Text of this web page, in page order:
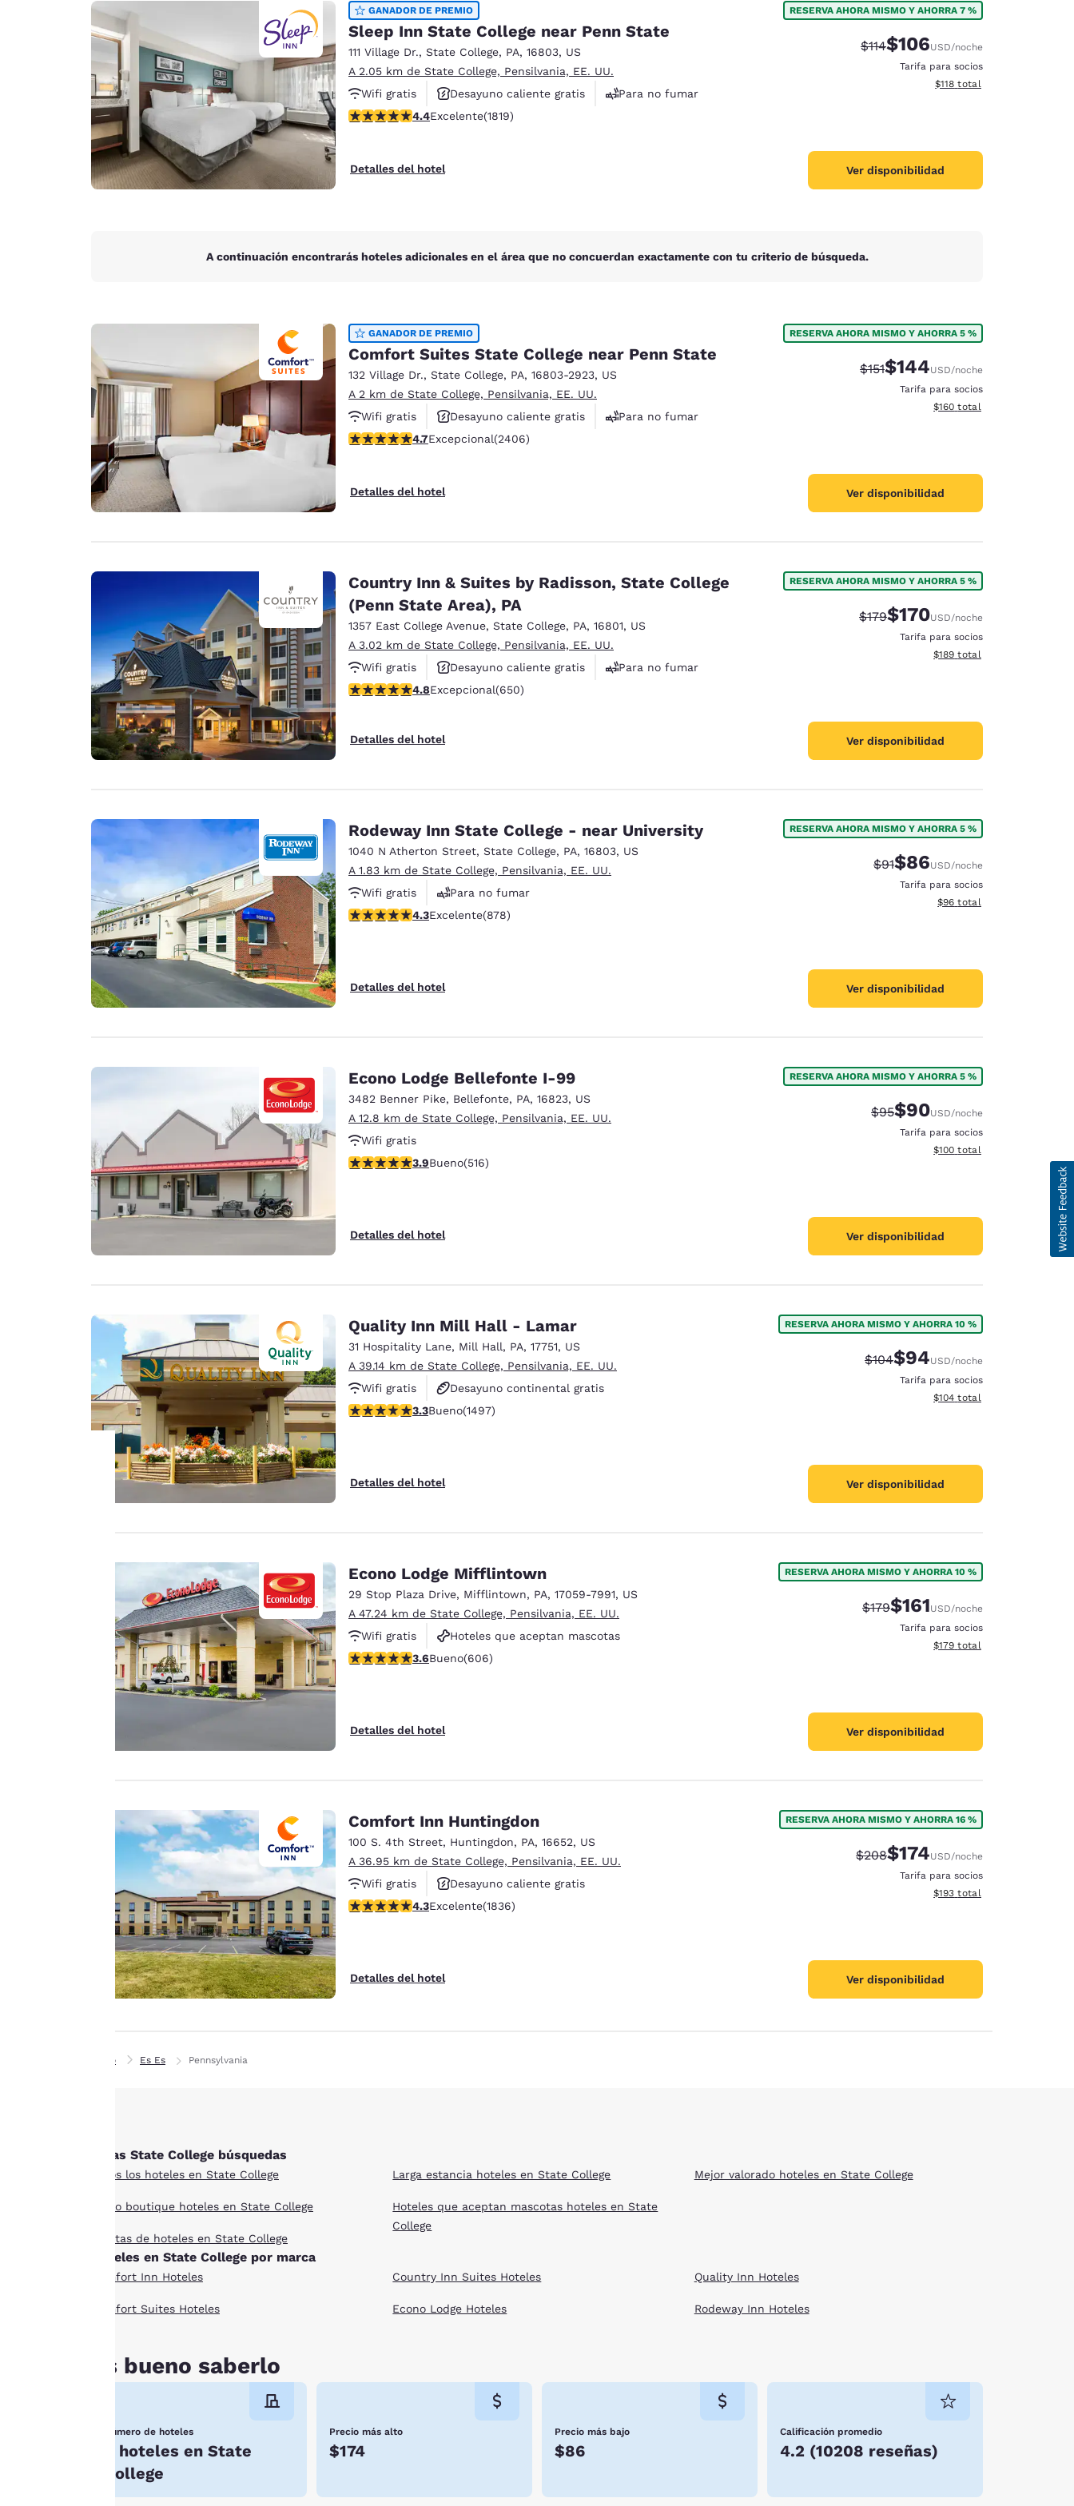
Français
Europa
Deutschland
Deutsch
Germany
English Español
Spain
English
GANADOR DE PREMIO
Sleep Inn State College near Penn State
111 Village Dr., State College, PA, 16803, US
A 2.05 km de State College, Pensilvania, EE. UU.
Wifi gratis
Desayuno caliente gratis
Para no fumar
Calificación de 4.39 estrellas. Excelente. 1819 reseñas
4.4Excelente(1819)
Detalles del hotel
RESERVA AHORA MISMO Y AHORRA 7 %
Tarifa tachada:
$114Tarifa reducida:
$106USD/noche
Tarifa para socios
Ver detalles totales
$118 total
Ver disponibilidad
A continuación encontrarás hoteles adicionales en el área que no concuerdan exactamente con tu criterio de búsqueda.
GANADOR DE PREMIO
Comfort Suites State College near Penn State
132 Village Dr., State College, PA, 16803-2923, US
A 2 km de State College, Pensilvania, EE. UU.
Wifi gratis
Desayuno caliente gratis
Para no fumar
Calificación de 4.67 estrellas. Excepcional. 2406 reseñas
4.7Excepcional(2406)
Detalles del hotel
RESERVA AHORA MISMO Y AHORRA 5 %
Tarifa tachada:
$151Tarifa reducida:
$144USD/noche
Tarifa para socios
Ver detalles totales
$160 total
Ver disponibilidad
Country Inn & Suites by Radisson, State College
(Penn State Area), PA
1357 East College Avenue, State College, PA, 16801, US
A 3.02 km de State College, Pensilvania, EE. UU.
Wifi gratis
Desayuno caliente gratis
Para no fumar
Calificación de 4.76 estrellas. Excepcional. 650 reseñas
4.8Excepcional(650)
Detalles del hotel
RESERVA AHORA MISMO Y AHORRA 5 %
Tarifa tachada:
$179Tarifa reducida:
$170USD/noche
Tarifa para socios
Ver detalles totales
$189 total
Ver disponibilidad
Rodeway Inn State College - near University
1040 N Atherton Street, State College, PA, 16803, US
A 1.83 km de State College, Pensilvania, EE. UU.
Wifi gratis
Para no fumar
Calificación de 4.3 estrellas. Excelente. 878 reseñas
4.3Excelente(878)
Detalles del hotel
RESERVA AHORA MISMO Y AHORRA 5 %
Tarifa tachada:
$91Tarifa reducida:
$86USD/noche
Tarifa para socios
Ver detalles totales
$96 total
Ver disponibilidad
Econo Lodge Bellefonte I-99
3482 Benner Pike, Bellefonte, PA, 16823, US
A 12.8 km de State College, Pensilvania, EE. UU.
Wifi gratis
Calificación de 3.92 estrellas. Bueno. 516 reseñas
3.9Bueno(516)
Detalles del hotel
RESERVA AHORA MISMO Y AHORRA 5 %
Tarifa tachada:
$95Tarifa reducida:
$90USD/noche
Tarifa para socios
Ver detalles totales
$100 total
Ver disponibilidad
Quality Inn Mill Hall - Lamar
31 Hospitality Lane, Mill Hall, PA, 17751, US
A 39.14 km de State College, Pensilvania, EE. UU.
Wifi gratis
Desayuno continental gratis
Hoteles que aceptan mascotas
Calificación de 3.32 estrellas. Bueno. 1497 reseñas
3.3Bueno(1497)
Detalles del hotel
RESERVA AHORA MISMO Y AHORRA 10 %
Tarifa tachada:
$104Tarifa reducida:
$94USD/noche
Tarifa para socios
Ver detalles totales
$104 total
Ver disponibilidad
Econo Lodge Mifflintown
29 Stop Plaza Drive, Mifflintown, PA, 17059-7991, US
A 47.24 km de State College, Pensilvania, EE. UU.
Wifi gratis
Hoteles que aceptan mascotas
Aparcamiento para camiones
Calificación de 3.63 estrellas. Bueno. 606 reseñas
3.6Bueno(606)
Detalles del hotel
RESERVA AHORA MISMO Y AHORRA 10 %
Tarifa tachada:
$179Tarifa reducida:
$161USD/noche
Tarifa para socios
Ver detalles totales
$179 total
Ver disponibilidad
Comfort Inn Huntingdon
100 S. 4th Street, Huntingdon, PA, 16652, US
A 36.95 km de State College, Pensilvania, EE. UU.
Wifi gratis
Desayuno caliente gratis
Hoteles que aceptan mascotas
Calificación de 4.27 estrellas. Excelente. 1836 reseñas
4.3Excelente(1836)
Detalles del hotel
RESERVA AHORA MISMO Y AHORRA 16 %
Tarifa tachada:
$208Tarifa reducida:
$174USD/noche
Tarifa para socios
Ver detalles totales
$193 total
Ver disponibilidad
Inicio Es Es Pennsylvania
Otras State College búsquedas
Todos los hoteles en State College
Estilo boutique hoteles en State College
Ofertas de hoteles en State College
Larga estancia hoteles en State College
Hoteles que aceptan mascotas hoteles en State
College
Mejor valorado hoteles en State College
Hoteles en State College por marca
Comfort Inn Hoteles
Comfort Suites Hoteles
Country Inn Suites Hoteles
Econo Lodge Hoteles
Quality Inn Hoteles
Rodeway Inn Hoteles
Es bueno saberlo
Número de hoteles
8 hoteles en State
College
Precio más alto
$174
Precio más bajo
$86
Calificación promedio
4.2 (10208 reseñas)
importante
nosotros.
experiencia web
personalizada al
mostrar anuncios de
acuerdo con tus
preferencias de
navegación. Esto nos
permite recordar tus
datos, mostrarte
productos de interés
y seguir mejorando
hacer clic en
«Aceptar todas las
se almacenen cookies
en tu dispositivo. Al
hacer clic en
cookies», las cookies
consentimiento no se
Para obtener más
información, consulta
Aceptar todas las cookies